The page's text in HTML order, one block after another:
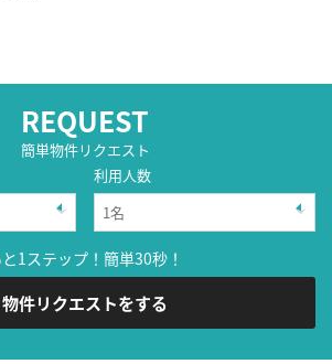
REQUEST
簡単物件リクエスト
利用人数
1ステップ！簡単30秒！
物件リクエストをする